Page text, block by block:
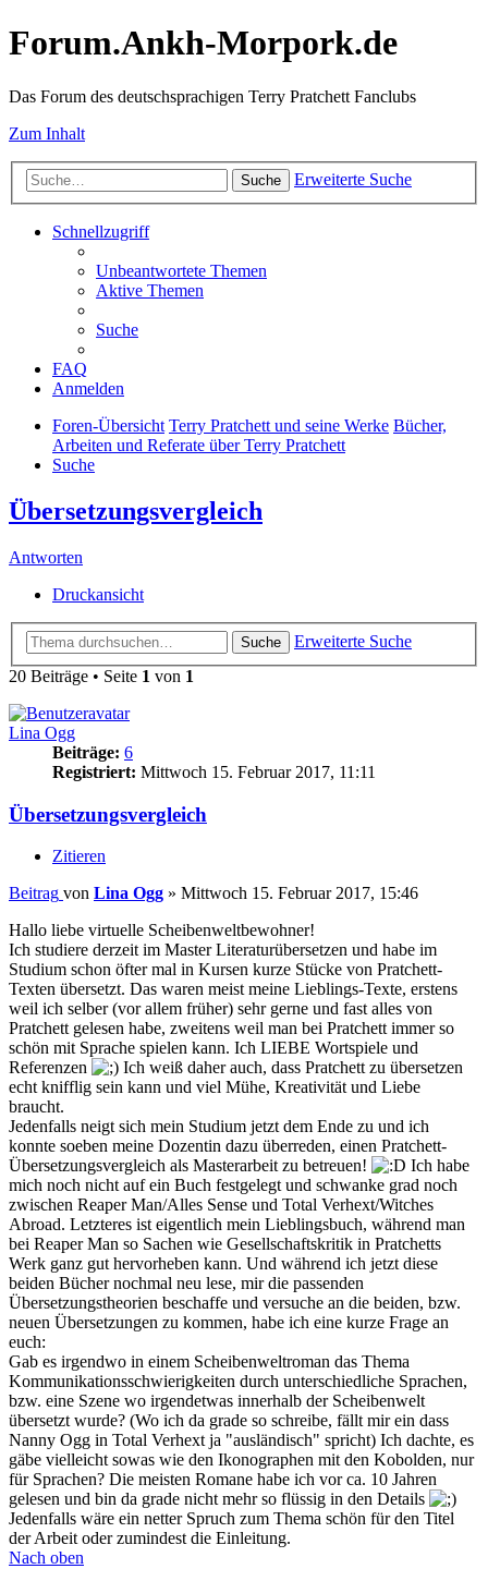
Forum.Ankh-Morpork.de
Das Forum des deutschsprachigen Terry Pratchett Fanclubs
Zum Inhalt
Suche Erweiterte Suche
Schnellzugriff
Unbeantwortete Themen
Aktive Themen
Suche
FAQ
Anmelden
Foren-Übersicht Terry Pratchett und seine Werke Bücher,
Arbeiten und Referate über Terry Pratchett
Suche
Übersetzungsvergleich
Antworten
Druckansicht
Suche
Erweiterte Suche
20 Beiträge • Seite 1 von 1
Lina Ogg
Beiträge: 6
Registriert: Mittwoch 15. Februar 2017, 11:11
Übersetzungsvergleich
Zitieren
Beitrag von Lina Ogg » Mittwoch 15. Februar 2017, 15:46
Hallo liebe virtuelle Scheibenweltbewohner!
Ich studiere derzeit im Master Literaturübersetzen und habe im
Studium schon öfter mal in Kursen kurze Stücke von Pratchett-
Texten übersetzt. Das waren meist meine Lieblings-Texte, erstens
weil ich selber (vor allem früher) sehr gerne und fast alles von
Pratchett gelesen habe, zweitens weil man bei Pratchett immer so
schön mit Sprache spielen kann. Ich LIEBE Wortspiele und
Referenzen
Ich weiß daher auch, dass Pratchett zu übersetzen
echt knifflig sein kann und viel Mühe, Kreativität und Liebe
braucht.
Jedenfalls neigt sich mein Studium jetzt dem Ende zu und ich
konnte soeben meine Dozentin dazu überreden, einen Pratchett-
Übersetzungsvergleich als Masterarbeit zu betreuen!
Ich habe
mich noch nicht auf ein Buch festgelegt und schwanke grad noch
zwischen Reaper Man/Alles Sense und Total Verhext/Witches
Abroad. Letzteres ist eigentlich mein Lieblingsbuch, während man
bei Reaper Man so Sachen wie Gesellschaftskritik in Pratchetts
Werk ganz gut hervorheben kann. Und während ich jetzt diese
beiden Bücher nochmal neu lese, mir die passenden
Übersetzungstheorien beschaffe und versuche an die beiden, bzw.
neuen Übersetzungen zu kommen, habe ich eine kurze Frage an
euch:
Gab es irgendwo in einem Scheibenweltroman das Thema
Kommunikationsschwierigkeiten durch unterschiedliche Sprachen,
bzw. eine Szene wo irgendetwas innerhalb der Scheibenwelt
übersetzt wurde? (Wo ich da grade so schreibe, fällt mir ein dass
Nanny Ogg in Total Verhext ja "ausländisch" spricht) Ich dachte, es
gäbe vielleicht sowas wie den Ikonographen mit den Kobolden, nur
für Sprachen? Die meisten Romane habe ich vor ca. 10 Jahren
gelesen und bin da grade nicht mehr so flüssig in den Details
Jedenfalls wäre ein netter Spruch zum Thema schön für den Titel
der Arbeit oder zumindest die Einleitung.
Nach oben